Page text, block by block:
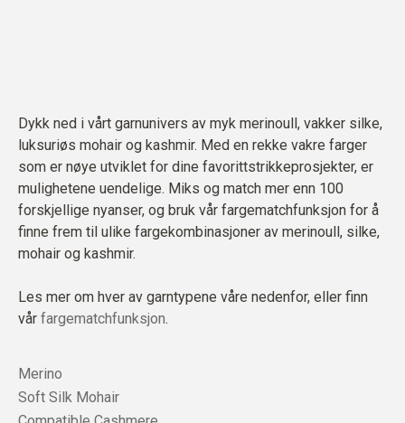
Dykk ned i vårt garnunivers av myk merinoull, vakker silke,
luksuriøs mohair og kashmir. Med en rekke vakre farger
som er nøye utviklet for dine favorittstrikkeprosjekter, er
mulighetene uendelige. Miks og match mer enn 100
forskjellige nyanser, og bruk vår fargematchfunksjon for å
finne frem til ulike fargekombinasjoner av merinoull, silke,
mohair og kashmir.
Les mer om hver av garntypene våre nedenfor, eller finn
vår fargematchfunksjon.
Merino
Soft Silk Mohair